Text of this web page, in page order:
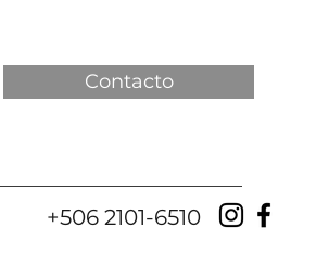
Contacto
+506 2101-6510